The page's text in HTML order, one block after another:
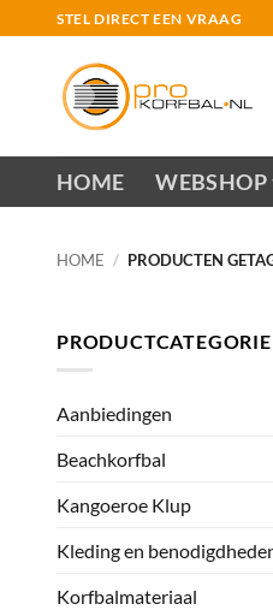
naar
STEL DIRECT EEN VRAAG
HOME WEBSHOP
HOME / PRODUCTEN
Aanbiedingen
Beachkorfbal
Kangoeroe Klup
Kleding en
Korfbalmateriaal